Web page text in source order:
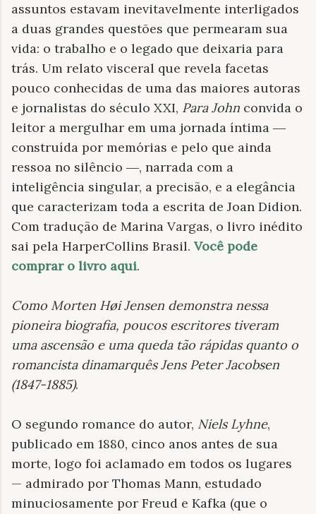
assuntos estavam inevitavelmente interligados
a duas grandes questões que permearam sua
vida: o trabalho e o legado que deixaria para
trás. Um relato visceral que revela facetas
pouco conhecidas de uma das maiores autoras
e jornalistas do século XXI, Para John convida o
leitor a mergulhar em uma jornada íntima ―
construída por memórias e pelo que ainda
ressoa no silêncio ―, narrada com a
inteligência singular, a precisão, e a elegância
que caracterizam toda a escrita de Joan Didion.
Com tradução de Marina Vargas, o livro inédito
sai pela HarperCollins Brasil. Você pode
comprar o livro aqui.
Como Morten Høi Jensen demonstra nessa
pioneira biografia, poucos escritores tiveram
uma ascensão e uma queda tão rápidas quanto o
romancista dinamarquês Jens Peter Jacobsen
(1847-1885).
O segundo romance do autor, Niels Lyhne,
publicado em 1880, cinco anos antes de sua
morte, logo foi aclamado em todos os lugares
— admirado por Thomas Mann, estudado
minuciosamente por Freud e Kafka (que o